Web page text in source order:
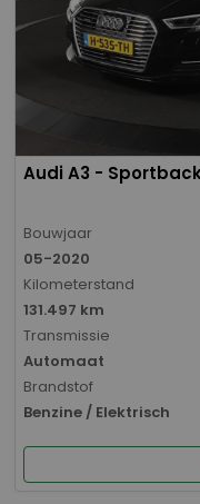
Audi A3 -
Bouwjaar
05-2020
Kilometerstand
131.497 km
Transmissie
Automaat
Brandstof
Benzine / Elektrisch